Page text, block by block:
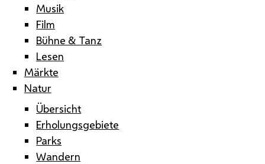
Musik
Film
Bühne & Tanz
Lesen
Märkte
Natur
Übersicht
Erholungsgebiete
Parks
Wandern